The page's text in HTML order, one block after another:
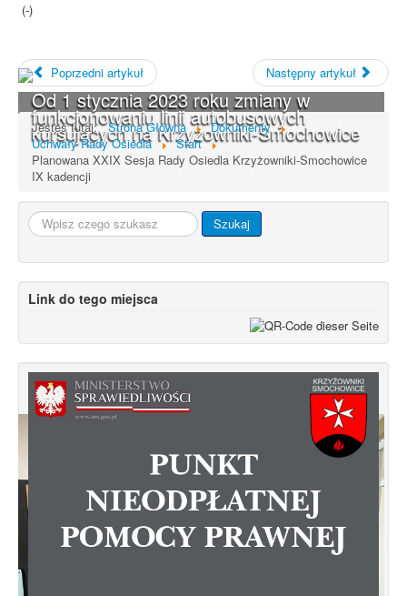
Od 1 stycznia 2023 roku zmiany w
funkcjonowaniu linii autobusowych
kursujących na Krzyżowniki-Smochowice
(-)
Poprzedni artykuł Następny artykuł
Jesteś tutaj: Strona Główna
Dokumenty
Uchwały Rady Osiedla
Start
Planowana XXIX Sesja Rady Osiedla Krzyżowniki-Smochowice
IX kadencji
Szukaj... Szukaj
Link do tego miejsca